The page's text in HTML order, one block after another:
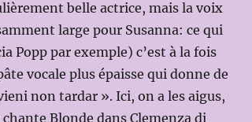
belle actrice, mais la voix
large pour Susanna: ce qui
Popp par exemple) c’est à la fois
vocale plus épaisse qui donne de
non tardar ». Ici, on a les aigus,
Blonde dans Clemenza di